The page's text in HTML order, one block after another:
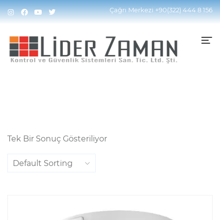
Çağrı Merkezi+90(322) 444 8 156
Home
Ürünler “4MP ColorVu Dome IP Kamera”
Olarak Etiketlendi
Tek Bir Sonuç Gösteriliyor
Default Sorting